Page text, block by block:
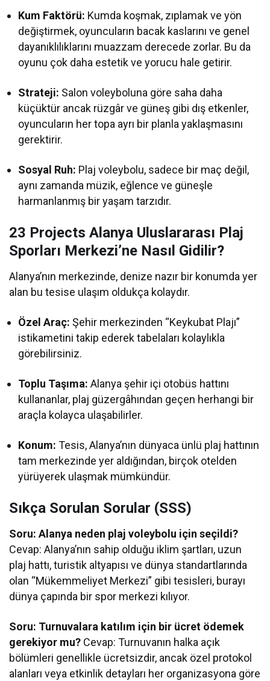
Kum Faktörü: Kumda koşmak, zıplamak ve yön
değiştirmek, oyuncuların bacak kaslarını ve genel
dayanıklılıklarını muazzam derecede zorlar. Bu da
oyunu çok daha estetik ve yorucu hale getirir.
Strateji: Salon voleyboluna göre saha daha
küçüktür ancak rüzgâr ve güneş gibi dış etkenler,
oyuncuların her topa ayrı bir planla yaklaşmasını
gerektirir.
Sosyal Ruh: Plaj voleybolu, sadece bir maç değil,
aynı zamanda müzik, eğlence ve güneşle
harmanlanmış bir yaşam tarzıdır.
23 Projects Alanya Uluslararası Plaj
Sporları Merkezi’ne Nasıl Gidilir?
Alanya’nın merkezinde, denize nazır bir konumda yer
alan bu tesise ulaşım oldukça kolaydır.
Özel Araç: Şehir merkezinden “Keykubat Plajı”
istikametini takip ederek tabelaları kolaylıkla
görebilirsiniz.
Toplu Taşıma: Alanya şehir içi otobüs hattını
kullananlar, plaj güzergâhından geçen herhangi bir
araçla kolayca ulaşabilirler.
Konum: Tesis, Alanya’nın dünyaca ünlü plaj hattının
tam merkezinde yer aldığından, birçok otelden
yürüyerek ulaşmak mümkündür.
Sıkça Sorulan Sorular (SSS)
Soru: Alanya neden plaj voleybolu için seçildi?
Cevap: Alanya’nın sahip olduğu iklim şartları, uzun
plaj hattı, turistik altyapısı ve dünya standartlarında
olan “Mükemmeliyet Merkezi” gibi tesisleri, burayı
dünya çapında bir spor merkezi kılıyor.
Soru: Turnuvalara katılım için bir ücret ödemek
gerekiyor mu? Cevap: Turnuvanın halka açık
bölümleri genellikle ücretsizdir, ancak özel protokol
alanları veya etkinlik detayları her organizasyona göre